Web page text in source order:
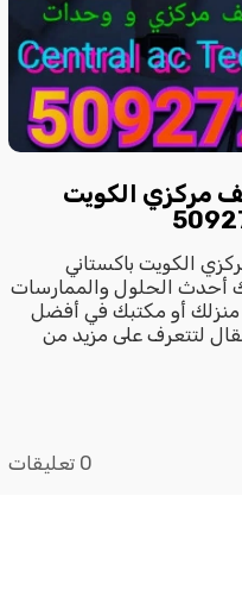
مركزي الكويت
الكويت باكستاني
يقدم لك أحدث الحلول والممارسات
أو مكتبك في أفضل
لتتعرف على مزيد من
0 تعليقات